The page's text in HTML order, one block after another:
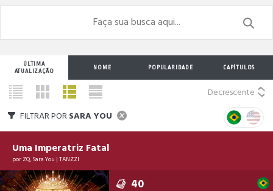
ÚLTIMA
ATUALIZAÇÃO
NOME POPULARIDADE CAPÍTULOS
Decrescente
FILTRAR PORSARA YOU
Uma Imperatriz Fatal
porZQ,Sara You |TANZZI
40